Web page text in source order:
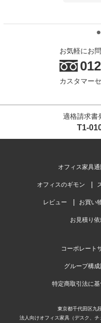
お気軽にお
カスタマー
適格請求書
T1-
オフィス家具
オフィスのギモン
レビュー お買い
お見積り
コーポレート
グループ構成
特定商取引法に
東京都千代田区九
法人向けオフィス家具（デスク、